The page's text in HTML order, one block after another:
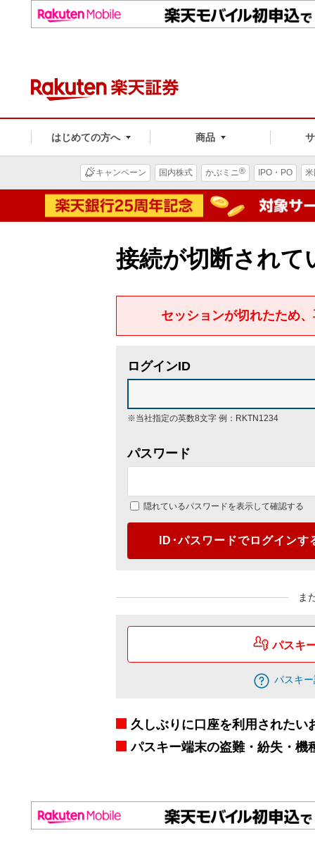
はじめての方へ 商品
キャンペーン 国内株式 かぶミニ® IPO・PO
接続が切断されて
セッションが切れたため
ログインID
※当社指定の英数8文字 例：RKTN1234
パスワード
隠れているパスワードを表示して確認する
ID･パスワードでログインす
ま
パスキ
パスキ
久しぶりに口座を利用されたい
パスキー端末の盗難・紛失・機